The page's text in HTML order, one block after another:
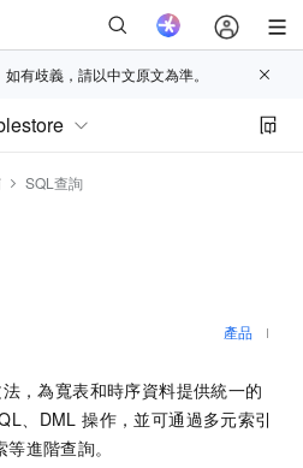
有歧義，請以中文原文為準。
SQL查詢
產品
，為寬表和時序資料提供統一的
、DML 操作，並可通過多元索引
進階查詢。